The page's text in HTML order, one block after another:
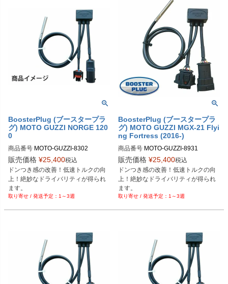
BoosterPlug (ブースタープラ
グ) MOTO GUZZI NORGE 120
0
商品番号 MOTO-GUZZI-8302
BSP-TYPE-G
販売価格 ¥25,400税込
ドンつき感の改善！低速トルクの向
上！絶妙なドライバリティが得られ
ます。
1～3週
BoosterPlug (ブースタープラ
グ) MOTO GUZZI MGX-21 Flyi
ng Fortress (2016-)
商品番号 MOTO-GUZZI-8931
BSP-TYPE-Q
販売価格 ¥25,400税込
ドンつき感の改善！低速トルクの向
上！絶妙なドライバリティが得られ
ます。
1～3週